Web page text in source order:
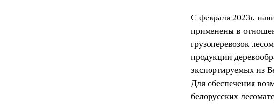
С февраля 2023г.
применены в
грузоперевозок
продукции
экспортируемых из
Для обеспечения
белорусских